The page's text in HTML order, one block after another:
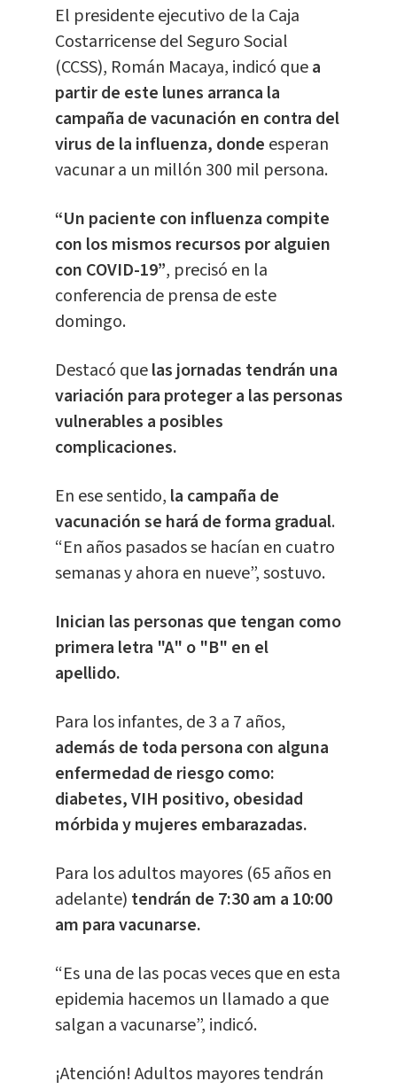
El presidente ejecutivo de la Caja
Costarricense del Seguro Social
(CCSS), Román Macaya, indicó quea
partir de este lunes arranca la
campaña de vacunación en contra del
virus de la influenza, donde esperan
vacunar a un millón 300 mil persona.
“Un paciente con influenza compite
con los mismos recursos por alguien
con COVID-19”, precisó en la
conferencia de prensa de este
domingo.
Destacó quelas jornadas tendrán una
variación para proteger a las personas
vulnerables a posibles
complicaciones.
En ese sentido, la campaña de
vacunación se hará de forma gradual.
“En años pasados se hacían en cuatro
semanas y ahora en nueve”, sostuvo.
Inician las personas que tengan como
primera letra "A" o "B" en el
apellido.
Para los infantes, de 3 a 7 años,
además de toda persona con alguna
enfermedad de riesgo como:
diabetes, VIH positivo, obesidad
mórbida y mujeres embarazadas.
Para los adultos mayores (65 años en
adelante) tendrán de 7:30 am a 10:00
am para vacunarse.
“Es una de las pocas veces que en esta
epidemia hacemos un llamado a que
salgan a vacunarse”, indicó.
¡Atención! Adultos mayores tendrán